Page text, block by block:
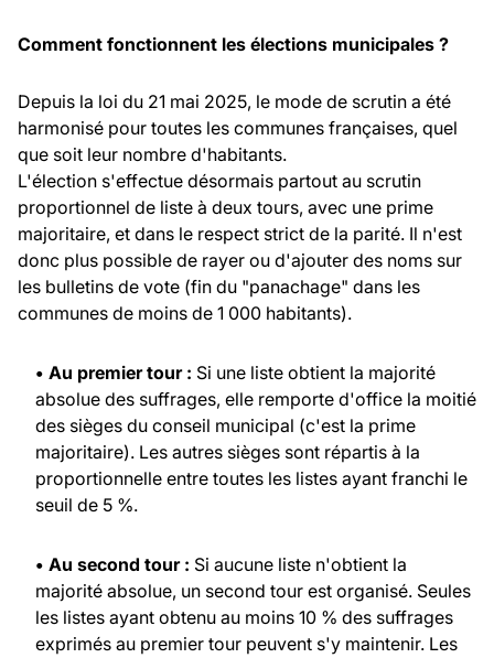
Comment fonctionnent les élections municipales ?
Depuis la loi du 21 mai 2025, le mode de scrutin a été
harmonisé pour toutes les communes françaises, quel
que soit leur nombre d'habitants.
L'élection s'effectue désormais partout au scrutin
proportionnel de liste à deux tours, avec une prime
majoritaire, et dans le respect strict de la parité. Il n'est
donc plus possible de rayer ou d'ajouter des noms sur
les bulletins de vote (fin du "panachage" dans les
communes de moins de 1 000 habitants).
• Au premier tour : Si une liste obtient la majorité
absolue des suffrages, elle remporte d'office la moitié
des sièges du conseil municipal (c'est la prime
majoritaire). Les autres sièges sont répartis à la
proportionnelle entre toutes les listes ayant franchi le
seuil de 5 %.
• Au second tour : Si aucune liste n'obtient la
majorité absolue, un second tour est organisé. Seules
les listes ayant obtenu au moins 10 % des suffrages
exprimés au premier tour peuvent s'y maintenir. Les